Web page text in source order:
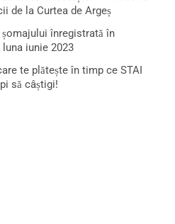
de la Curtea de Argeș
șomajului înregistrată în
iunie 2023
te plătește în timp ce STAI
să câștigi!